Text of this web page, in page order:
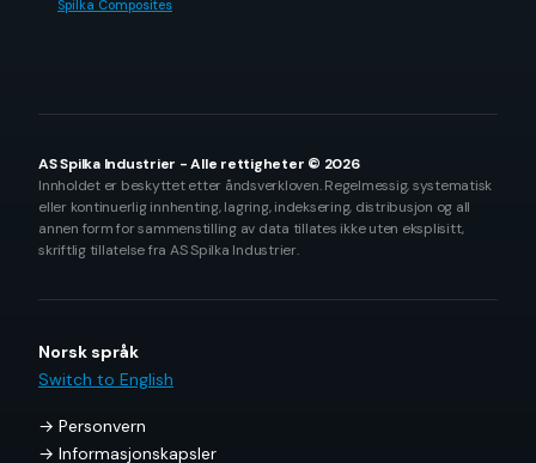
Spilka Composites
AS Spilka Industrier - Alle rettigheter © 2026
Innholdet er beskyttet etter åndsverkloven. Regelmessig, systematisk
eller kontinuerlig innhenting, lagring, indeksering, distribusjon og all
annen form for sammenstilling av data tillates ikke uten eksplisitt,
skriftlig tillatelse fra AS Spilka Industrier.
Norsk språk
Switch to English
Personvern
Informasjonskapsler